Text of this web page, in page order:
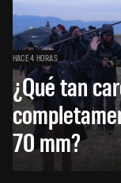
HACE 4 HORAS
¿Qué tan
70 mm?